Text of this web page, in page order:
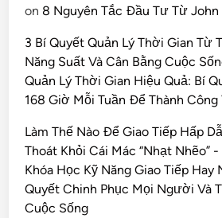
on 8 Nguyên Tắc Đầu Tư Từ John
3 Bí Quyết Quản Lý Thời Gian Từ
Năng Suất Và Cân Bằng Cuộc
Quản Lý Thời Gian Hiệu Quả: Bí
168 Giờ Mỗi Tuần Để Thành Công
Làm Thế Nào Để Giao Tiếp Hấp
Thoát Khỏi Cái Mác “Nhạt Nhẽo”
Khóa Học Kỹ Năng Giao Tiếp Hay
Quyết Chinh Phục Mọi Người Và
Cuộc Sống